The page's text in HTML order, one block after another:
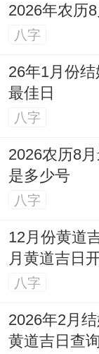
2026年农历
八字
26年1月份
最佳日
八字
2026农历8
是多少号
八字
12月份黄道
月黄道吉日
八字
2026年2月
黄道吉日查